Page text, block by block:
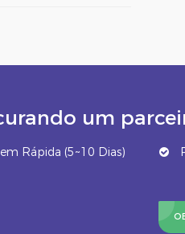
um
Rápida (5~10 Dias)